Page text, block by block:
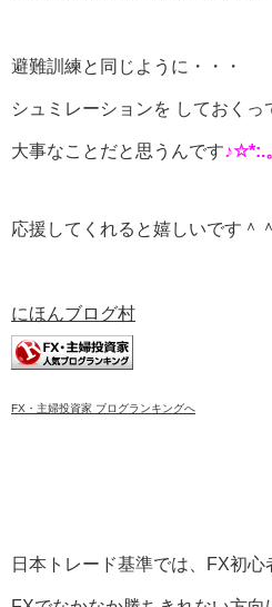
避難訓練と同じように・・・
シュミレーションを しておくっ
大事なことだと思うんです♪☆*:.
応援してくれると嬉しいです＾＾
にほんブログ村
FX・主婦投資家 ブログランキングへ
日本トレード基準では、FX初心